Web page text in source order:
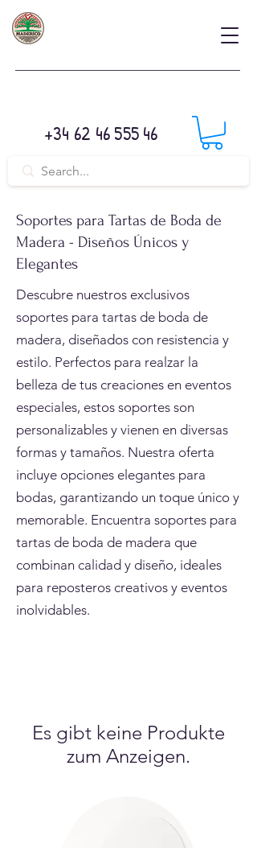
+34 62 46 555 46
Soportes para Tartas de Boda de
Madera - Diseños Únicos y
Elegantes
Descubre nuestros exclusivos
soportes para tartas de boda de
madera, diseñados con resistencia y
estilo. Perfectos para realzar la
belleza de tus creaciones en eventos
especiales, estos soportes son
personalizables y vienen en diversas
formas y tamaños. Nuestra oferta
incluye opciones elegantes para
bodas, garantizando un toque único y
memorable. Encuentra soportes para
tartas de boda de madera que
combinan calidad y diseño, ideales
para reposteros creativos y eventos
inolvidables.
Es gibt keine Produkte
zum Anzeigen.